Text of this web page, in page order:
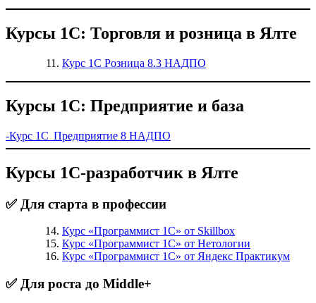
Курсы 1С: Торговля и розница в Ялте
Курс 1С Розница 8.3 НАДПО
Курсы 1С: Предприятие и база
-Курс 1С Предприятие 8 НАДПО
Курсы 1С-разработчик в Ялте
✅ Для старта в профессии
Курс «Программист 1С» от Skillbox
Курс «Программист 1С» от Нетологии
Курс «Программист 1С» от Яндекс Практикум
✅ Для роста до Middle+